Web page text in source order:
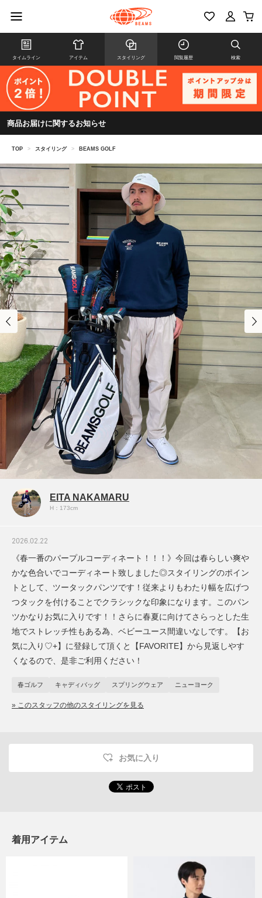
タイムライン アイテム スタイリング 閲覧履歴 検索
商品お届けに関するお知らせ
TOP > スタイリング > BEAMS GOLF
EITA NAKAMARU
H：173cm
2026.02.22
《春一番のパープルコーディネート！！！》今回は春らしい爽や
かな色合いでコーディネート致しました◎スタイリングのポイン
トとして、ツータックパンツです！従来よりもわたり幅を広げつ
つタックを付けることでクラシックな印象になります。このパン
ツかなりお気に入りです！！さらに春夏に向けてさらっとした生
地でストレッチ性もある為、ベビーユース間違いなしです。【お
気に入り♡+】に登録して頂くと【FAVORITE】から見返しやす
くなるので、是非ご利用ください！
春ゴルフ キャディバッグ スプリングウェア ニューヨーク
» このスタッフの他のスタイリングを見る
お気に入り
着用アイテム